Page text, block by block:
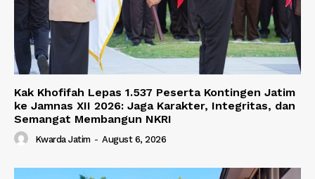
Kak Khofifah Lepas 1.537 Peserta Kontingen Jatim
ke Jamnas XII 2026: Jaga Karakter, Integritas, dan
Semangat Membangun NKRI
Kwarda Jatim - August 6, 2026